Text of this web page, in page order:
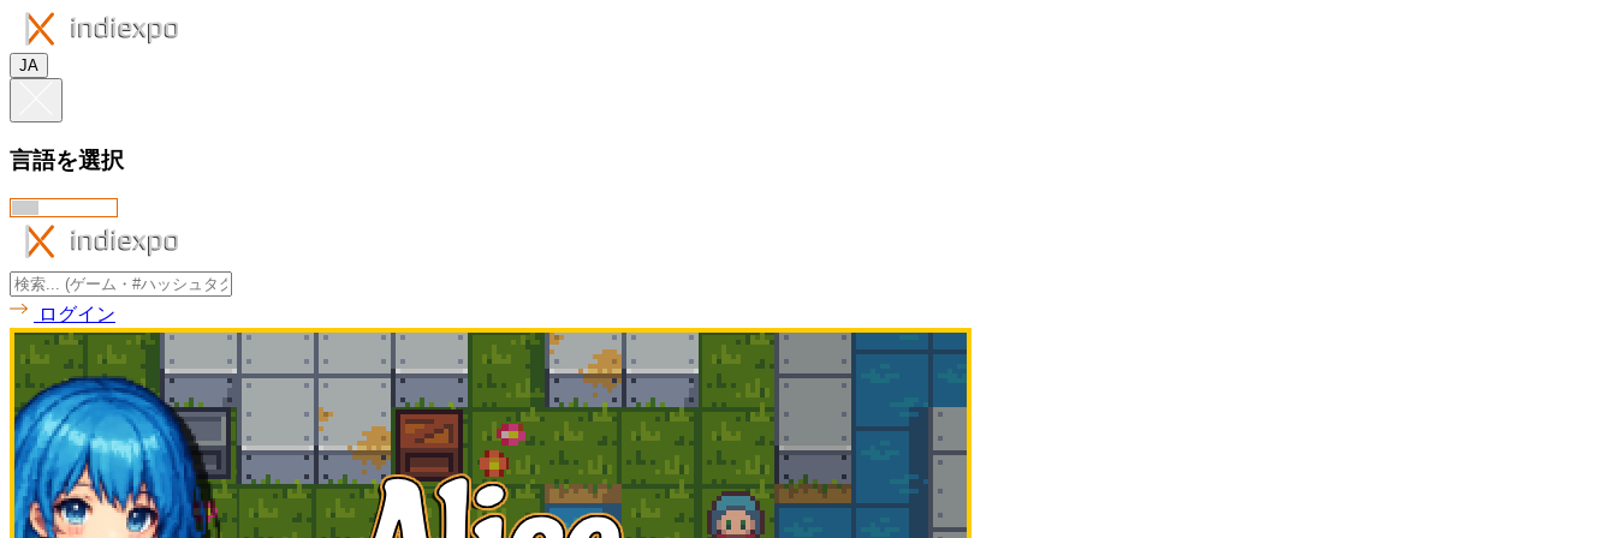
JA
言語を選択
ログイン